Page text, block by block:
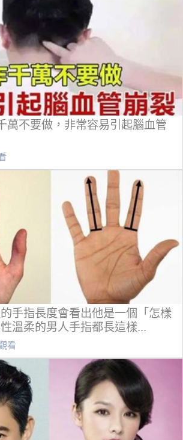
萬不要做，非常容易引起腦血管
手指長度會看出他是一個「怎樣
溫柔的男人手指都長這樣...
看